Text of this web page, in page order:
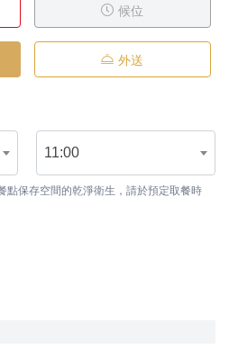
候位
外送
11:00
保存空間的乾淨衛生，請於預定取餐時